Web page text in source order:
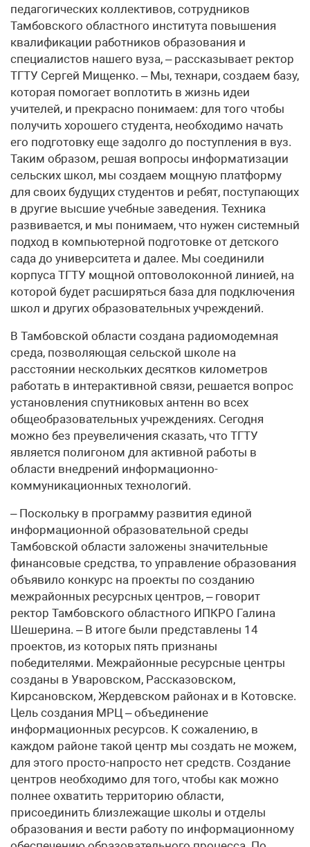
педагогических коллективов, сотрудников
Тамбовского областного института повышения
квалификации работников образования и
специалистов нашего вуза, – рассказывает ректор
ТГТУ Сергей Мищенко. – Мы, технари, создаем базу,
которая помогает воплотить в жизнь идеи
учителей, и прекрасно понимаем: для того чтобы
получить хорошего студента, необходимо начать
его подготовку еще задолго до поступления в вуз.
Таким образом, решая вопросы информатизации
сельских школ, мы создаем мощную платформу
для своих будущих студентов и ребят, поступающих
в другие высшие учебные заведения. Техника
развивается, и мы понимаем, что нужен системный
подход в компьютерной подготовке от детского
сада до университета и далее. Мы соединили
корпуса ТГТУ мощной оптоволоконной линией, на
которой будет расширяться база для подключения
школ и других образовательных учреждений.
В Тамбовской области создана радиомодемная
среда, позволяющая сельской школе на
расстоянии нескольких десятков километров
работать в интерактивной связи, решается вопрос
установления спутниковых антенн во всех
общеобразовательных учреждениях. Сегодня
можно без преувеличения сказать, что ТГТУ
является полигоном для активной работы в
области внедрений информационно-
коммуникационных технологий.
– Поскольку в программу развития единой
информационной образовательной среды
Тамбовской области заложены значительные
финансовые средства, то управление образования
объявило конкурс на проекты по созданию
межрайонных ресурсных центров, – говорит
ректор Тамбовского областного ИПКРО Галина
Шешерина. – В итоге были представлены 14
проектов, из которых пять признаны
победителями. Межрайонные ресурсные центры
созданы в Уваровском, Рассказовском,
Кирсановском, Жердевском районах и в Котовске.
Цель создания МРЦ – объединение
информационных ресурсов. К сожалению, в
каждом районе такой центр мы создать не можем,
для этого просто-напросто нет средств. Создание
центров необходимо для того, чтобы как можно
полнее охватить территорию области,
присоединить близлежащие школы и отделы
образования и вести работу по информационному